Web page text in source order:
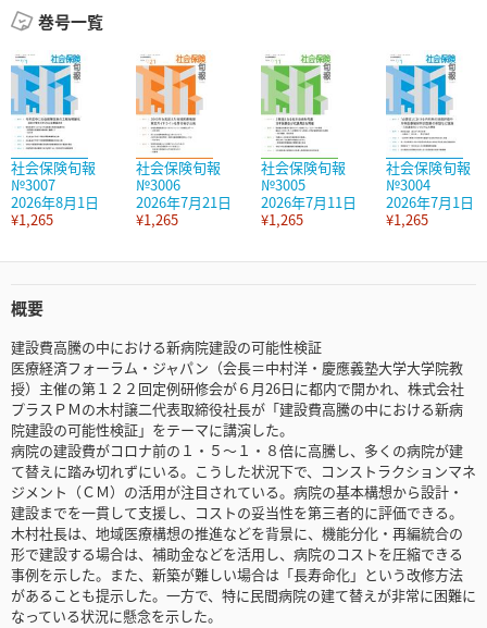
巻号一覧
社会保険旬報
№3007
2026年8月1日
¥1,265
社会保険旬報
№3006
2026年7月21日
¥1,265
社会保険旬報
№3005
2026年7月11日
¥1,265
社会保険旬報
№3004
2026年7月1日
¥1,265
概要
建設費高騰の中における新病院建設の可能性検証
医療経済フォーラム・ジャパン（会長＝中村洋・慶應義塾大学大学院教
授）主催の第１２２回定例研修会が６月26日に都内で開かれ、株式会社
プラスＰＭの木村譲二代表取締役社長が「建設費高騰の中における新病
院建設の可能性検証」をテーマに講演した。
病院の建設費がコロナ前の１・５～１・８倍に高騰し、多くの病院が建
て替えに踏み切れずにいる。こうした状況下で、コンストラクションマネ
ジメント（ＣＭ）の活用が注目されている。病院の基本構想から設計・
建設までを一貫して支援し、コストの妥当性を第三者的に評価できる。
木村社長は、地域医療構想の推進などを背景に、機能分化・再編統合の
形で建設する場合は、補助金などを活用し、病院のコストを圧縮できる
事例を示した。また、新築が難しい場合は「長寿命化」という改修方法
があることも提示した。一方で、特に民間病院の建て替えが非常に困難に
なっている状況に懸念を示した。